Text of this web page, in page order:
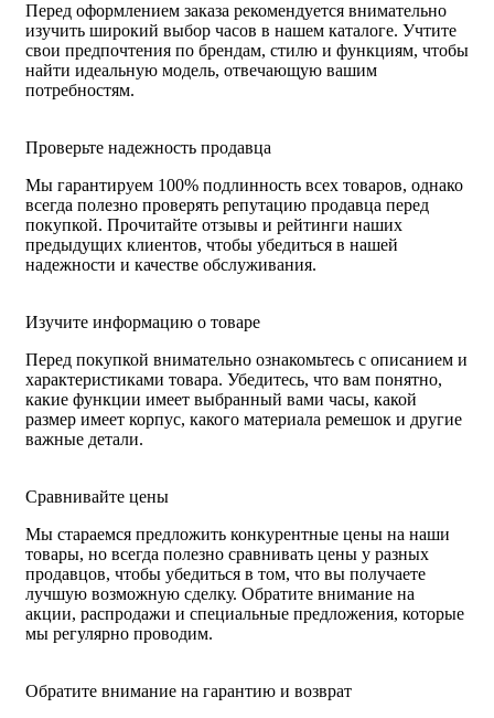
Перед оформлением заказа рекомендуется внимательно
изучить широкий выбор часов в нашем каталоге. Учтите
свои предпочтения по брендам, стилю и функциям, чтобы
найти идеальную модель, отвечающую вашим
потребностям.
Проверьте надежность продавца
Мы гарантируем 100% подлинность всех товаров, однако
всегда полезно проверять репутацию продавца перед
покупкой. Прочитайте отзывы и рейтинги наших
предыдущих клиентов, чтобы убедиться в нашей
надежности и качестве обслуживания.
Изучите информацию о товаре
Перед покупкой внимательно ознакомьтесь с описанием и
характеристиками товара. Убедитесь, что вам понятно,
какие функции имеет выбранный вами часы, какой
размер имеет корпус, какого материала ремешок и другие
важные детали.
Сравнивайте цены
Мы стараемся предложить конкурентные цены на наши
товары, но всегда полезно сравнивать цены у разных
продавцов, чтобы убедиться в том, что вы получаете
лучшую возможную сделку. Обратите внимание на
акции, распродажи и специальные предложения, которые
мы регулярно проводим.
Обратите внимание на гарантию и возврат